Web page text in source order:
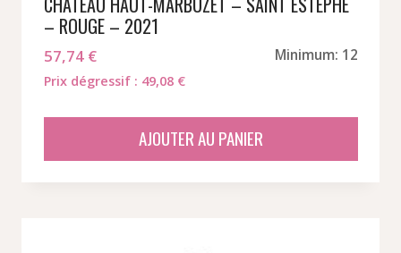
– ROUGE – 2021
57,74 € Minimum: 12
Prix dégressif : 49,08 €
AJOUTER AU PANIER